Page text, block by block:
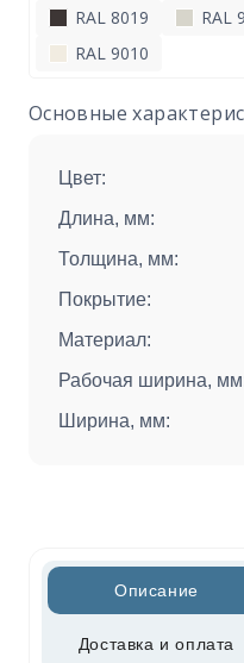
RAL 8019
RAL
RAL 9010
Основные
Цвет:
Длина, мм:
Толщина, мм:
Покрытие:
Материал:
Рабочая ширина,
Ширина, мм:
Описание
Доставка и оплата